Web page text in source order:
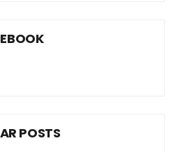
POSTS